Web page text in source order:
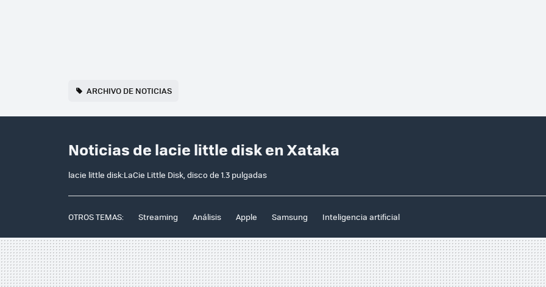
ARCHIVO DE NOTICIAS
Noticias de lacie little disk en Xataka
lacie little disk:LaCie Little Disk, disco de 1.3 pulgadas
OTROS TEMAS: Streaming Análisis Apple Samsung Inteligencia artificial